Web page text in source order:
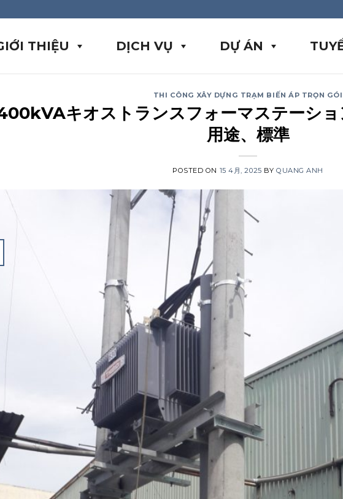
THIỆU DỊCH VỤ DỰ ÁN
THI CÔNG XÂY DỰNG TRẠM BIẾN ÁP TRỌN GÓI
キオストランスフォーマステーショ
用途、標準
POSTED ON 15 4月, 2025 BY QUANG ANH